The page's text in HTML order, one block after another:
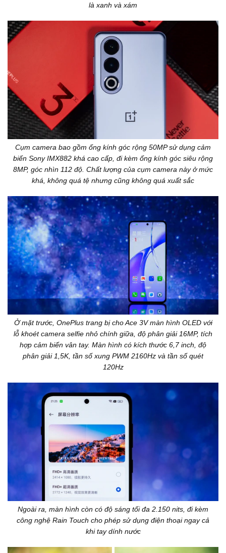
là xanh và xám
Cụm camera bao gồm ống kính góc rộng 50MP sử dụng cảm
biến Sony IMX882 khá cao cấp, đi kèm ống kính góc siêu rộng
8MP, góc nhìn 112 độ. Chất lượng của cụm camera này ở mức
khá, không quá tệ nhưng cũng không quá xuất sắc
Ở mặt trước, OnePlus trang bị cho Ace 3V màn hình OLED với
lỗ khoét camera selfie nhỏ chính giữa, độ phân giải 16MP, tích
hợp cảm biến vân tay. Màn hình có kích thước 6,7 inch, độ
phân giải 1,5K, tần số xung PWM 2160Hz và tần số quét
120Hz
Ngoài ra, màn hình còn có độ sáng tối đa 2.150 nits, đi kèm
công nghệ Rain Touch cho phép sử dụng điện thoại ngay cả
khi tay dính nước